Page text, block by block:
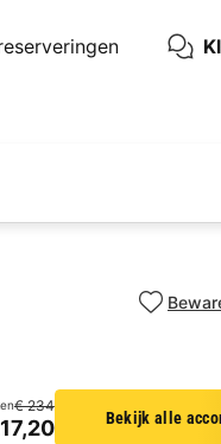
€ 234
Bekijk alle